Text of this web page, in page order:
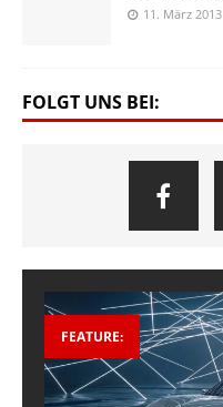
11. März 2013
FOLGT UNS BEI:
FEATURE: